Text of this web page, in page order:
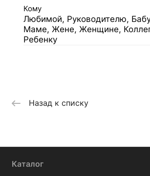
Кому
Любимой, Руководителю,
Маме, Жене, Женщине,
Ребенку
Назад к списку
Каталог